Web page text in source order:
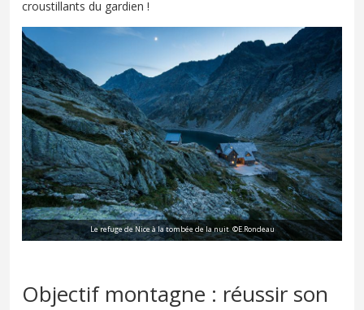
croustillants du gardien !
Le refuge de Nice à la tombée de la nuit ©E.Rondeau
Objectif montagne : réussir son